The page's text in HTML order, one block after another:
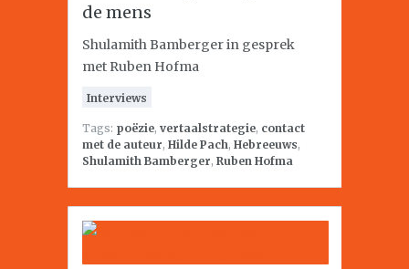
de mens
Shulamith Bamberger in gesprek
met Ruben Hofma
Interviews
Tags: poëzie, vertaalstrategie, contact
met de auteur, Hilde Pach, Hebreeuws,
Shulamith Bamberger, Ruben Hofma